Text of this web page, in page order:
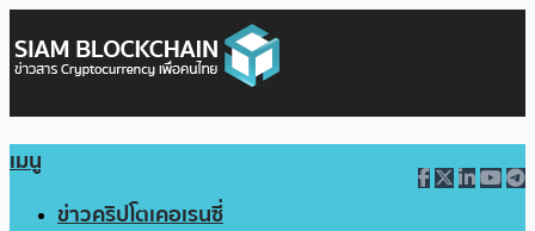
เมนู
ข่าวคริปโตเคอเรนซี่